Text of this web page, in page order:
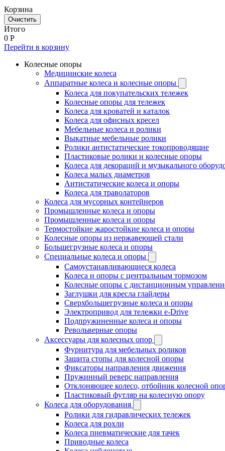
Корзина
Очистить
Итого
0 Р
Перейти в корзину
Колесные опоры
Медицинские колеса
Аппаратные колеса и колесные опоры
Колеса для покупательских тележек
Колесные опоры для тележек
Колеса для кроватей и каталок
Колеса для офисных кресел
Мебельные колеса и ролики
Выкатные мебельные ролики
Ролики антистатические токопроводящие
Пластиковые ролики и колесные опоры
Колеса для декораций и музыкального
Колеса малых диаметров
Антистатические колеса и опоры
Колеса для траволаторов
Колеса для мусорных контейнеров
Промышленные колеса и опоры
Промышленные колеса и опоры
Термостойкие жаростойкие колеса и опоры
Колесные опоры из нержавеющей стали
Большегрузные колеса и опоры
Специальные колеса и опоры
Самоустанавливающиеся колеса
Колеса и опоры с центральным тормозом
Колесные опоры с дистанционным
Заглушки для кресла глайдеры
Сверхбольшегрузные колеса и опоры
Электропривод для тележки e-Drive
Подпружиненные колеса и опоры
Револьверные опоры
Аксессуары для колесных опор
Фурнитура для мебельных роликов
Защита стопы для колесной опоры
Фиксаторы направления движения
Пружинный реверс направления
Отклоняющее колесо, отбойник колесной
Пластиковый футляр на колесную опору
Колеса для оборудования
Ролики для гидравлических тележек
Колеса для рохли
Колеса пневматические для тачек
Приводные колеса